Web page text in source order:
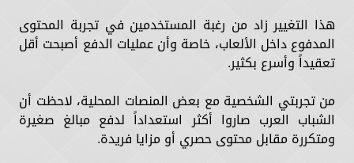
هذا التغيير زاد من رغبة المستخدمين في تجربة المحتوى
المدفوع داخل الألعاب، خاصة وأن عمليات الدفع أصبحت أقل
تعقيداً وأسرع بكثير.
من تجربتي الشخصية مع بعض المنصات المحلية، لاحظت أن
الشباب العرب صاروا أكثر استعداداً لدفع مبالغ صغيرة
ومتكررة مقابل محتوى حصري أو مزايا فريدة.